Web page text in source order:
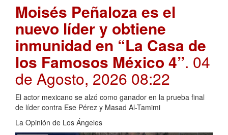
Moisés Peñaloza es el
nuevo líder y obtiene
inmunidad en “La Casa de
los Famosos México 4”. 04
de Agosto, 2026 08:22
El actor mexicano se alzó como ganador en la prueba final
de líder contra Ese Pérez y Masad Al-Tamimi
La Opinión de Los Ángeles